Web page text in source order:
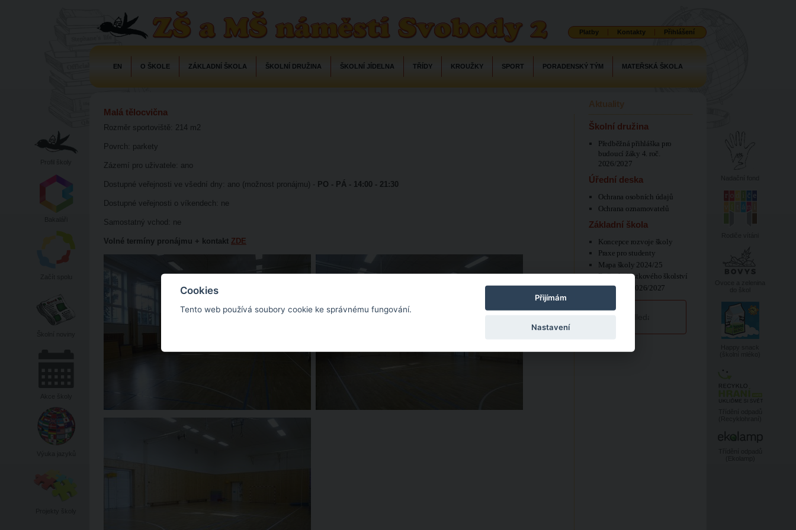
Platby Kontakty Přihlášení
EN O ŠKOLE ZÁKLADNÍ ŠKOLA ŠKOLNÍ DRUŽINA ŠKOLNÍ JÍDELNA TŘÍDY KROUŽKY SPORT PORADENSKÝ TÝM MATEŘSKÁ ŠKOLA
Malá tělocvična
Rozměr sportoviště: 214 m2
Povrch: parkety
Zázemí pro uživatele: ano
Dostupné veřejnosti ve všední dny: ano (možnost pronájmu) - PO - PÁ - 14:00 - 21:30
Dostupné veřejnosti o víkendech: ne
Samostatný vchod: ne
Volné termíny pronájmu + kontakt ZDE
Aktuality
Školní družina
Předběžná přihláška pro
budoucí žáky 4. roč.
2026/2027
Úřední deska
Ochrana osobních údajů
Ochrana oznamovatelů
Základní škola
Koncepce rozvoje školy
Praxe pro studenty
Mapa školy 2024/25
Ročenka šestkového školství
Prázdniny 2026/2027
Cookies
Tento web používá soubory cookie ke správnému fungování.
Přijímám
Nastavení